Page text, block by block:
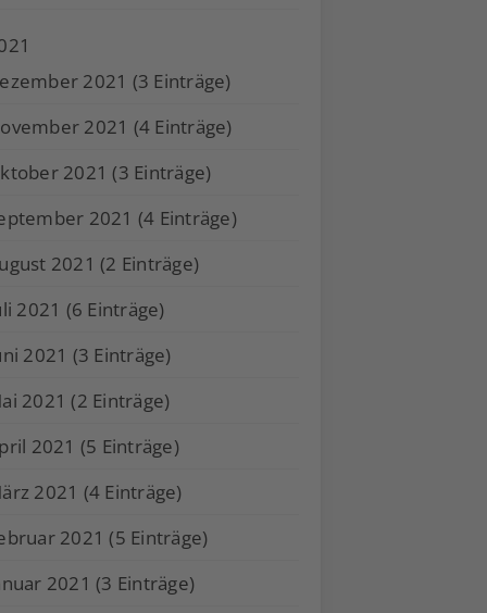
2021 (3 Einträge)
2021 (4 Einträge)
2021 (3 Einträge)
2021 (4 Einträge)
2021 (2 Einträge)
2021 (6 Einträge)
2021 (3 Einträge)
2021 (2 Einträge)
2021 (5 Einträge)
2021 (4 Einträge)
2021 (5 Einträge)
2021 (3 Einträge)